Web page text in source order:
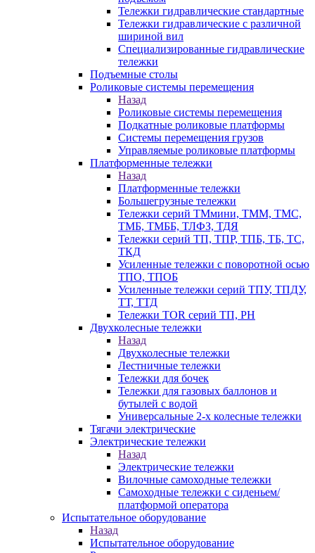
Тележки гидравлические стандартные
Тележки гидравлические с различной
шириной вил
Специализированные гидравлические
тележки
Подъемные столы
Роликовые системы перемещения
Назад
Роликовые системы перемещения
Подкатные роликовые платформы
Системы перемещения грузов
Управляемые роликовые платформы
Платформенные тележки
Назад
Платформенные тележки
Большегрузные тележки
Тележки серий ТМмини, ТММ, ТМС,
ТМБ, ТМББ, ТЛФЗ, ТДЯ
Тележки серий ТП, ТПР, ТПБ, ТБ, ТС,
ТКД
Усиленные тележки с поворотной осью
ТПО, ТПОБ
Усиленные тележки серий ТПУ, ТПДУ,
ТТ, ТТД
Тележки TOR серий ТП, PH
Двухколесные тележки
Назад
Двухколесные тележки
Лестничные тележки
Тележки для бочек
Тележки для газовых баллонов и
бутылей с водой
Универсальные 2-х колесные тележки
Тягачи электрические
Электрические тележки
Назад
Электрические тележки
Вилочные самоходные тележки
Самоходные тележки с сиденьем/
платформой оператора
Испытательное оборудование
Назад
Испытательное оборудование